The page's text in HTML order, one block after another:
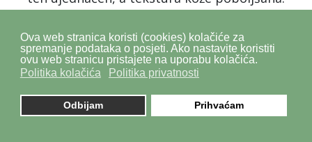
Ova web stranica koristi (cookies) kolačiće za
spremanje podataka o posjeti. Ako nastavite koristiti
ovu web stranicu pristajete na uporabu kolačića.
Politika kolačića
Politika privatnosti
Odbijam Prihvaćam
Bez osjećaja zategnutosti i iritacija! Svijetle
zelene boje s prozirnim česticama i svježim
ženstvenim mirisom.
Activ Eclat revitalizirajuća krema: ekskluzivni
osvjetljavajući kompleks uklanja izgled